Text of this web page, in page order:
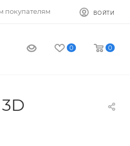
покупателям ВОЙТИ
0 0